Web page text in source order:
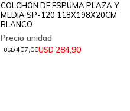
COLCHON DE ESPUMA PLAZA Y
MEDIA SP-120 118X198X20CM
BLANCO
USD 284,90
USD407,00